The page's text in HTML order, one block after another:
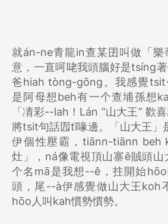
就án-ne青龍in查某囝叫做「樂
意，一直呵咾我頭腦好是tsíng
爸hiah tòng-gōng。我感覺tsit
是阿母想beh有一个查埔孫想
「凊彩--lah！Lán “山大王” 歡
將tsit句話囥tī喙邊。「山大王」
伊個性壓霸，tiānn-tiānn beh
灶」，ná像電視頂山寨ê賊頭
个名mā是我想--ê，拄開始
頭，尾--à伊感覺做山大王koh
hōo人叫kah慣勢慣勢。